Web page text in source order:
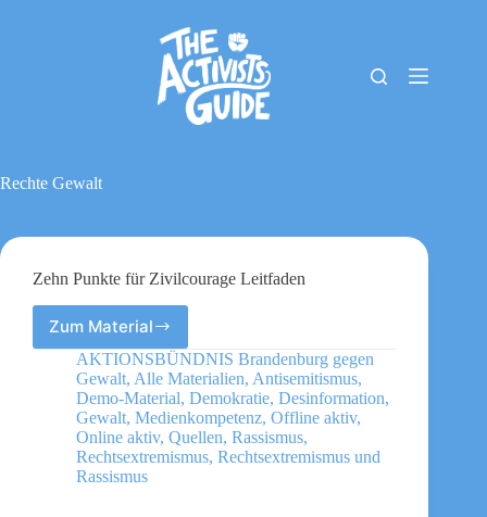
Rechte Gewalt
Zehn Punkte für Zivilcourage Leitfaden
Zum Material
Zehn
Punkte
für
Zivilcourage
Leitfaden
AKTIONSBÜNDNIS Brandenburg gegen
Gewalt, Alle Materialien, Antisemitismus,
Demo-Material, Demokratie, Desinformation,
Gewalt, Medienkompetenz, Offline aktiv,
Online aktiv, Quellen, Rassismus,
Rechtsextremismus, Rechtsextremismus und
Rassismus